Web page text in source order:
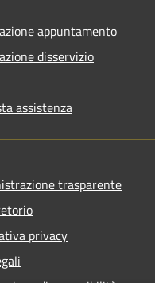
appuntamento
disservizio
assistenza
trasparente
privacy